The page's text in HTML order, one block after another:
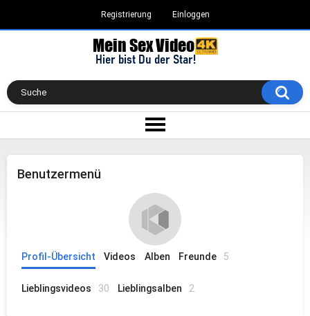
Registrierung Einloggen
Benutzermenü
Profil-Übersicht Videos Alben Freunde 5
Lieblingsvideos 30 Lieblingsalben 2